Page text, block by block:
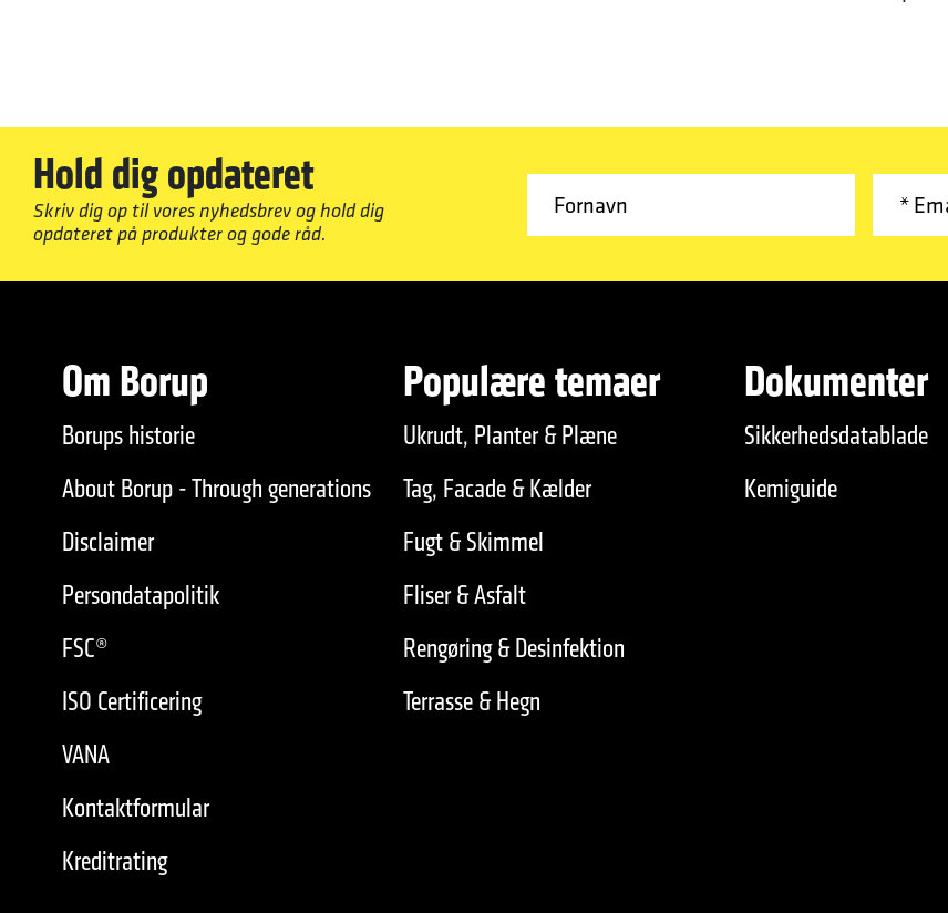
Hold dig opdateret
Skriv dig op til vores nyhedsbrev og hold dig
opdateret på produkter og gode råd.
Om Borup
Borups historie
About Borup - Through generations
Disclaimer
Persondatapolitik
FSC®
ISO Certificering
VANA
Kontaktformular
Kreditrating
Populære temaer
Ukrudt, Planter & Plæne
Tag, Facade & Kælder
Fugt & Skimmel
Fliser & Asfalt
Rengøring & Desinfektion
Terrasse & Hegn
Dokumenter
Sikkerhedsdatablade
Kemiguide